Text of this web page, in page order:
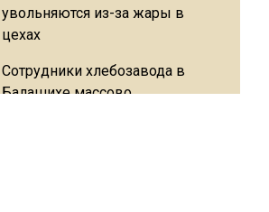
Сотрудники хлебозавода в
Балашихе массово